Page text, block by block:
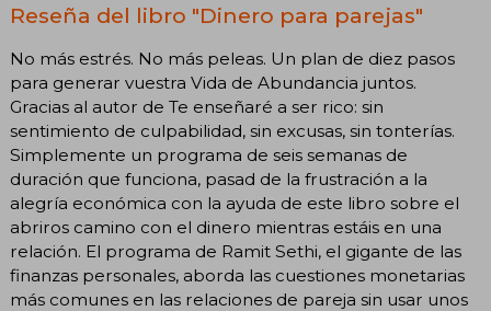
Reseña del libro "Dinero para parejas"
No más estrés. No más peleas. Un plan de diez pasos
para generar vuestra Vida de Abundancia juntos.
Gracias al autor de Te enseñaré a ser rico: sin
sentimiento de culpabilidad, sin excusas, sin tonterías.
Simplemente un programa de seis semanas de
duración que funciona, pasad de la frustración a la
alegría económica con la ayuda de este libro sobre el
abriros camino con el dinero mientras estáis en una
relación. El programa de Ramit Sethi, el gigante de las
finanzas personales, aborda las cuestiones monetarias
más comunes en las relaciones de pareja sin usar unos